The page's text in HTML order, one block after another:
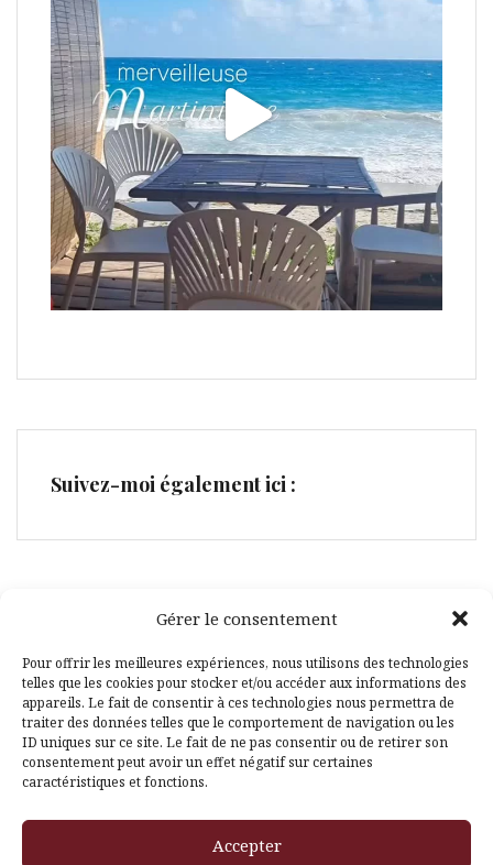
Gérer le consentement
Pour offrir les meilleures expériences, nous utilisons des technologies
telles que les cookies pour stocker et/ou accéder aux informations des
appareils. Le fait de consentir à ces technologies nous permettra de
traiter des données telles que le comportement de navigation ou les
ID uniques sur ce site. Le fait de ne pas consentir ou de retirer son
consentement peut avoir un effet négatif sur certaines
caractéristiques et fonctions.
Accepter
Suivez-moi également ici :
Facebook
Pinterest
Themeisle